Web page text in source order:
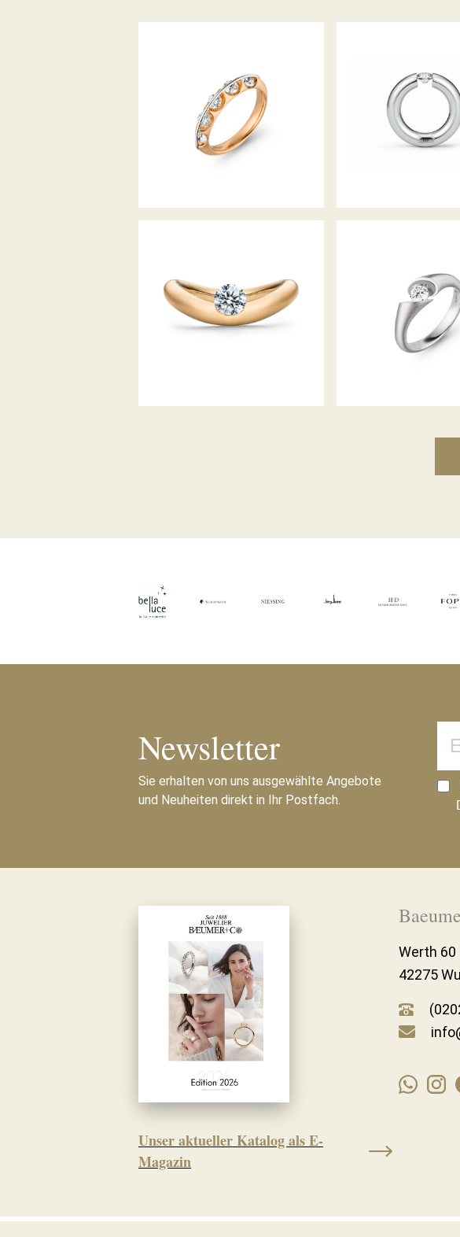
DIAMANTRING LIBERTÉ SPANNRING
SCHAFFRATH LA LUNA DDC
JAHRESRING 2021
RING CALLA
Newsletter
Sie erhalten von uns ausgewählte Angebote
und Neuheiten direkt in Ihr Postfach.
Unser aktueller Katalog als E-
Magazin
Werth 60
42275